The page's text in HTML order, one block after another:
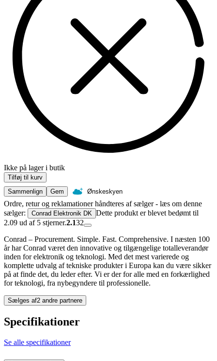
Ikke på lager i butik
Tilføj til kurv
Sammenlign
Gem Ønskeskyen
Ordre, retur og reklamationer håndteres af sælger - læs om denne
sælger:
Conrad Elektronik DK Dette produkt er blevet bedømt til
2.09 ud af 5 stjerner.2.132
Conrad – Procurement. Simple. Fast. Comprehensive. I næsten 100
år har Conrad været den innovative og tilgængelige totalleverandør
inden for elektronik og teknologi. Med det mest varierede og
komplette udvalg af tekniske produkter i Europa kan du være sikker
på at finde det, du leder efter. Vi er der for alle med en forkærlighed
for teknologi, fra nybegyndere til professionelle.
Sælges af2 andre partnere
Specifikationer
Se alle specifikationer